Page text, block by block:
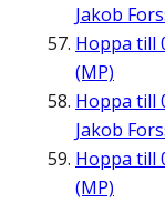
Jakob
Hoppa till
(MP)
Hoppa till
Jakob
Hoppa till
(MP)